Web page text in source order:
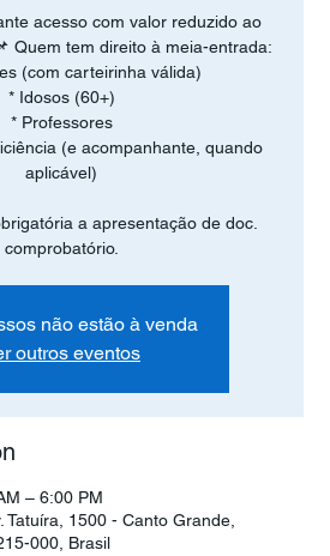
acesso com valor reduzido ao
Quem tem direito à meia-entrada:
(com carteirinha válida)
* Idosos (60+)
* Professores
(e acompanhante, quando
aplicável)
a apresentação de doc.
comprobatório.
não estão à venda
outros eventos
– 6:00 PM
Tatuíra, 1500 - Canto Grande,
000, Brasil